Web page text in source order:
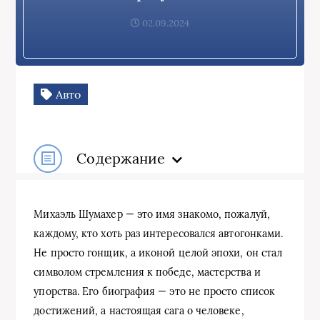
02.09.2024
Авто
Содержание
Михаэль Шумахер — это имя знакомо, пожалуй,
каждому, кто хоть раз интересовался автогонками.
Не просто гонщик, а иконой целой эпохи, он стал
символом стремления к победе, мастерства и
упорства. Его биография — это не просто список
достижений, а настоящая сага о человеке,